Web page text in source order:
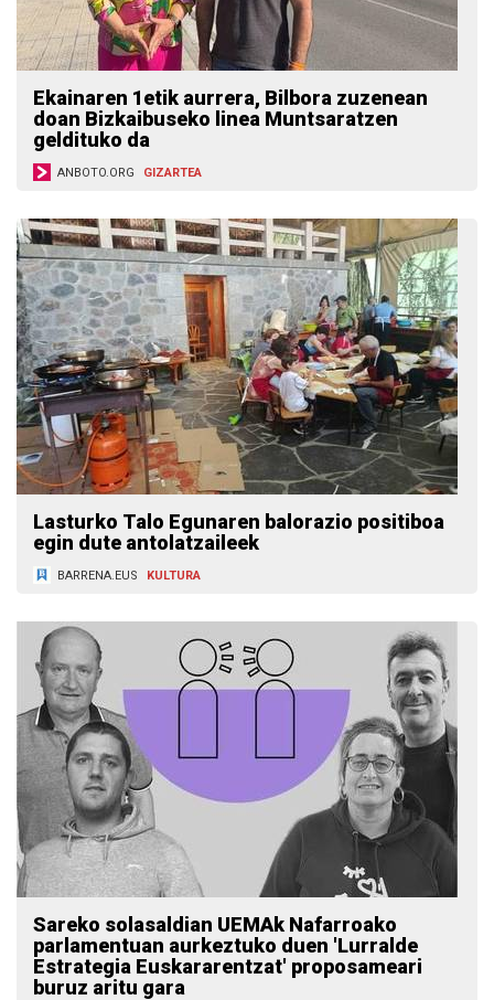
Ekainaren 1etik aurrera, Bilbora zuzenean
doan Bizkaibuseko linea Muntsaratzen
geldituko da
ANBOTO.ORG GIZARTEA
Lasturko Talo Egunaren balorazio positiboa
egin dute antolatzaileek
BARRENA.EUS KULTURA
Sareko solasaldian UEMAk Nafarroako
parlamentuan aurkeztuko duen 'Lurralde
Estrategia Euskararentzat' proposameari
buruz aritu gara